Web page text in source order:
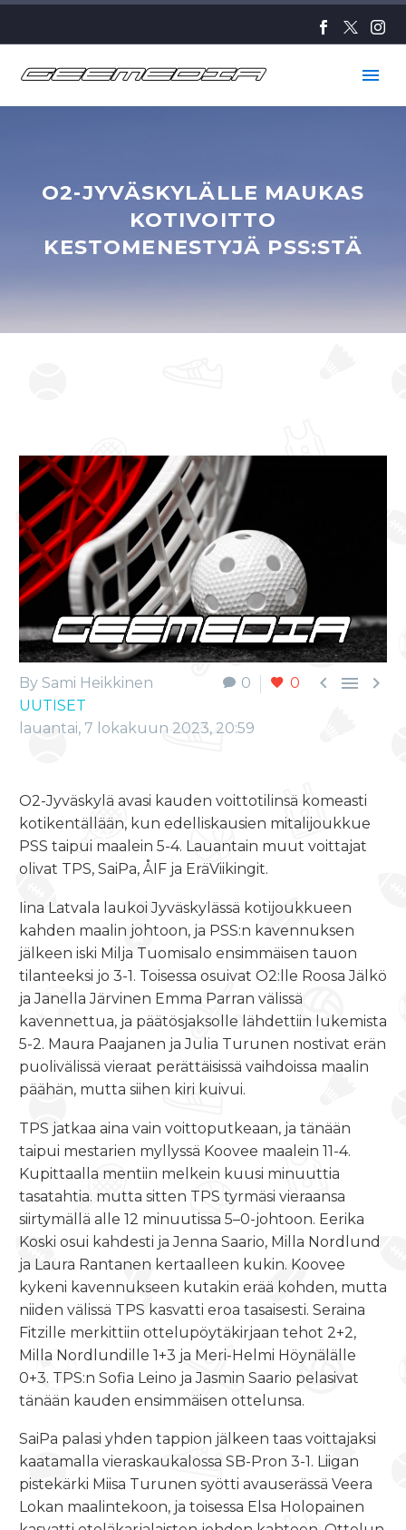
O2-JYVÄSKYLÄLLE MAUKAS
KOTIVOITTO
KESTOMENESTYJÄ PSS:STÄ
0 0   
By Sami Heikkinen
UUTISET
lauantai, 7 lokakuun 2023, 20:59
O2-Jyväskylä avasi kauden voittotilinsä komeasti
kotikentällään, kun edelliskausien mitalijoukkue
PSS taipui maalein 5-4. Lauantain muut voittajat
olivat TPS, SaiPa, ÅIF ja EräViikingit.
Iina Latvala laukoi Jyväskylässä kotijoukkueen
kahden maalin johtoon, ja PSS:n kavennuksen
jälkeen iski Milja Tuomisalo ensimmäisen tauon
tilanteeksi jo 3-1. Toisessa osuivat O2:lle Roosa Jälkö
ja Janella Järvinen Emma Parran välissä
kavennettua, ja päätösjaksolle lähdettiin lukemista
5-2. Maura Paajanen ja Julia Turunen nostivat erän
puolivälissä vieraat perättäisissä vaihdoissa maalin
päähän, mutta siihen kiri kuivui.
TPS jatkaa aina vain voittoputkeaan, ja tänään
taipui mestarien myllyssä Koovee maalein 11-4.
Kupittaalla mentiin melkein kuusi minuuttia
tasatahtia. mutta sitten TPS tyrmäsi vieraansa
siirtymällä alle 12 minuutissa 5–0-johtoon. Eerika
Koski osui kahdesti ja Jenna Saario, Milla Nordlund
ja Laura Rantanen kertaalleen kukin. Koovee
kykeni kavennukseen kutakin erää kohden, mutta
niiden välissä TPS kasvatti eroa tasaisesti. Seraina
Fitzille merkittiin ottelupöytäkirjaan tehot 2+2,
Milla Nordlundille 1+3 ja Meri-Helmi Höynälälle
0+3. TPS:n Sofia Leino ja Jasmin Saario pelasivat
tänään kauden ensimmäisen ottelunsa.
SaiPa palasi yhden tappion jälkeen taas voittajaksi
kaatamalla vieraskaukalossa SB-Pron 3-1. Liigan
pistekärki Miisa Turunen syötti avauserässä Veera
Lokan maalintekoon, ja toisessa Elsa Holopainen